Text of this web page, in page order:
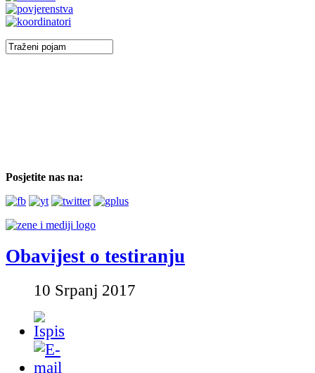
Posjetite nas na:
Obavijest o testiranju
10 Srpanj 2017